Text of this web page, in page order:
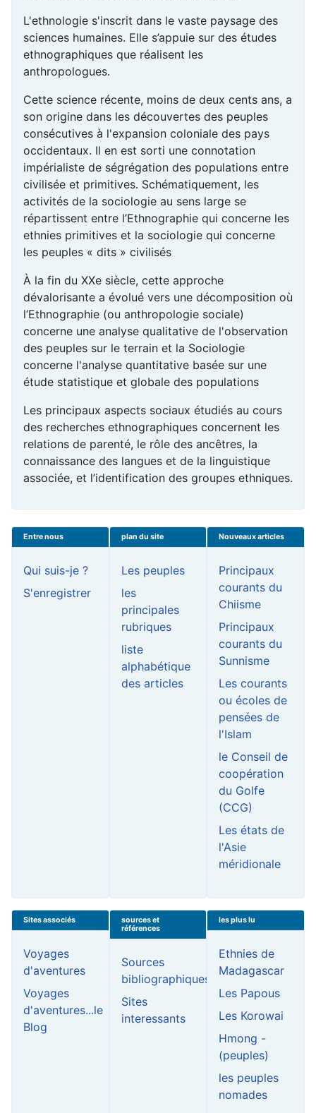
L'ethnologie s'inscrit dans le vaste paysage des
sciences humaines. Elle s’appuie sur des études
ethnographiques que réalisent les
anthropologues.
Cette science récente, moins de deux cents ans, a
son origine dans les découvertes des peuples
consécutives à l'expansion coloniale des pays
occidentaux. Il en est sorti une connotation
impérialiste de ségrégation des populations entre
civilisée et primitives. Schématiquement, les
activités de la sociologie au sens large se
répartissent entre l’Ethnographie qui concerne les
ethnies primitives et la sociologie qui concerne
les peuples « dits » civilisés
À la fin du XXe siècle, cette approche
dévalorisante a évolué vers une décomposition où
l’Ethnographie (ou anthropologie sociale)
concerne une analyse qualitative de l'observation
des peuples sur le terrain et la Sociologie
concerne l'analyse quantitative basée sur une
étude statistique et globale des populations
Les principaux aspects sociaux étudiés au cours
des recherches ethnographiques concernent les
relations de parenté, le rôle des ancêtres, la
connaissance des langues et de la linguistique
associée, et l’identification des groupes ethniques.
Entre nous
Qui suis-je ?
S'enregistrer
plan du site
Les peuples
les
principales
rubriques
liste
alphabétique
des articles
Nouveaux articles
Principaux
courants du
Chiisme
Principaux
courants du
Sunnisme
Les courants
ou écoles de
pensées de
l'Islam
le Conseil de
coopération
du Golfe
(CCG)
Les états de
l'Asie
méridionale
Sites associés
Voyages
d'aventures
Voyages
d'aventures...le
Blog
sources et
références
Sources
bibliographiques
Sites
interessants
les plus lu
Ethnies de
Madagascar
Les Papous
Les Korowai
Hmong -
(peuples)
les peuples
nomades